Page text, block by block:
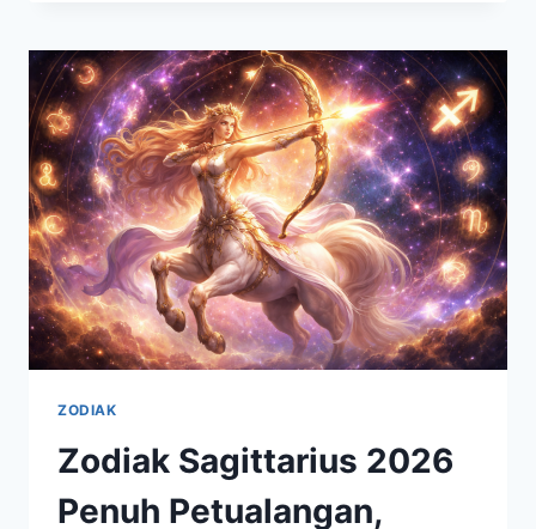
KEHIDUPAN
DAN
RAMALAN
PERSONAL
2026
ZODIAK
Zodiak Sagittarius 2026
Penuh Petualangan,